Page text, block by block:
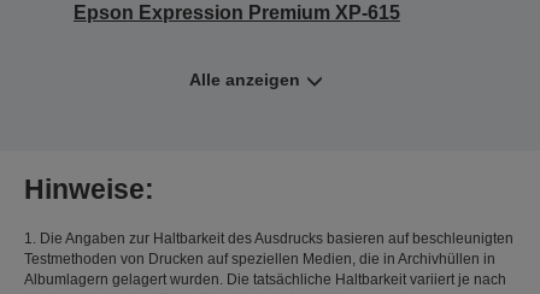
Epson Expression Premium XP-615
Alle anzeigen
Hinweise:
1. Die Angaben zur Haltbarkeit des Ausdrucks basieren auf beschleunigten
Testmethoden von Drucken auf speziellen Medien, die in Archivhüllen in
Albumlagern gelagert wurden. Die tatsächliche Haltbarkeit variiert je nach